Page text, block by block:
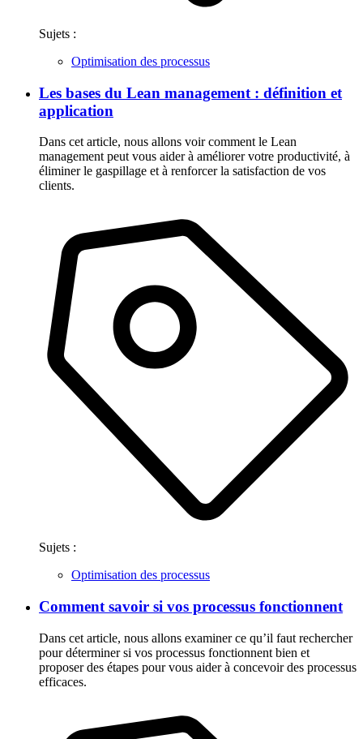
Sujets :
Optimisation des processus
Les bases du Lean management : définition et
application
Dans cet article, nous allons voir comment le Lean
management peut vous aider à améliorer votre productivité, à
éliminer le gaspillage et à renforcer la satisfaction de vos
clients.
Sujets :
Optimisation des processus
Comment savoir si vos processus fonctionnent
Dans cet article, nous allons examiner ce qu’il faut rechercher
pour déterminer si vos processus fonctionnent bien et
proposer des étapes pour vous aider à concevoir des processus
efficaces.